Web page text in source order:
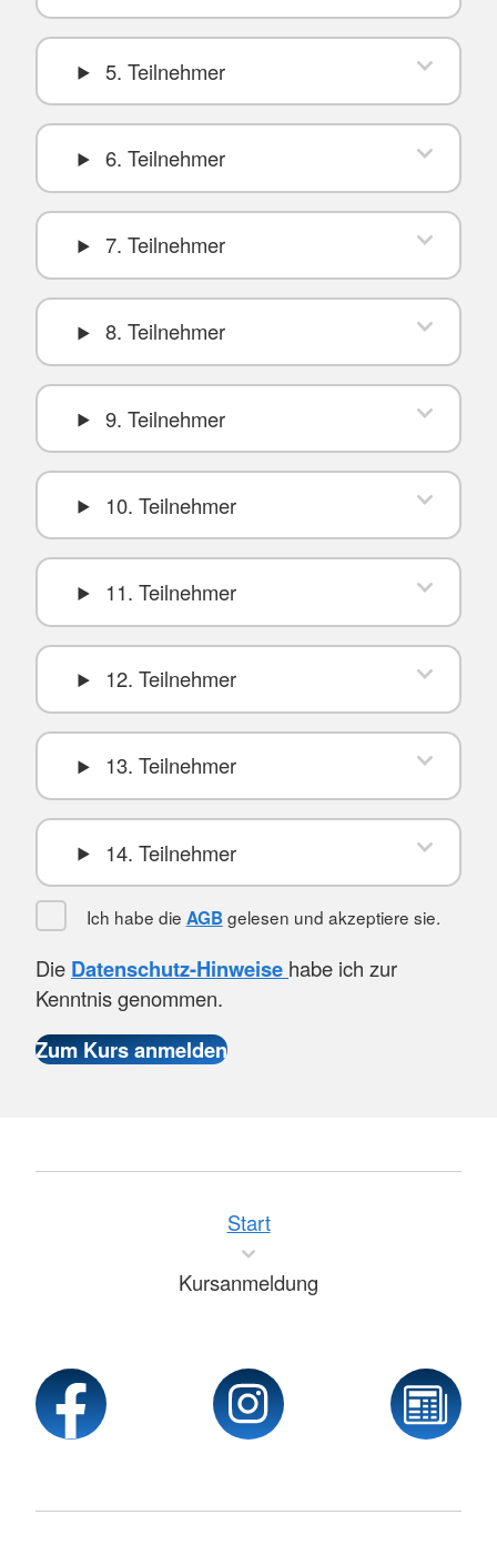
5. Teilnehmer
6. Teilnehmer
7. Teilnehmer
8. Teilnehmer
9. Teilnehmer
10. Teilnehmer
11. Teilnehmer
12. Teilnehmer
13. Teilnehmer
14. Teilnehmer
Ich habe die AGB gelesen und akzeptiere sie.
Die Datenschutz-Hinweise habe ich zur
Kenntnis genommen.
Start
Kursanmeldung